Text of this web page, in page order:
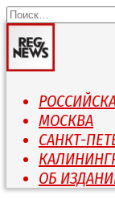
Перейти
к
содержанию
Search
for:
МОСКВА
САНКТ-
ОБ